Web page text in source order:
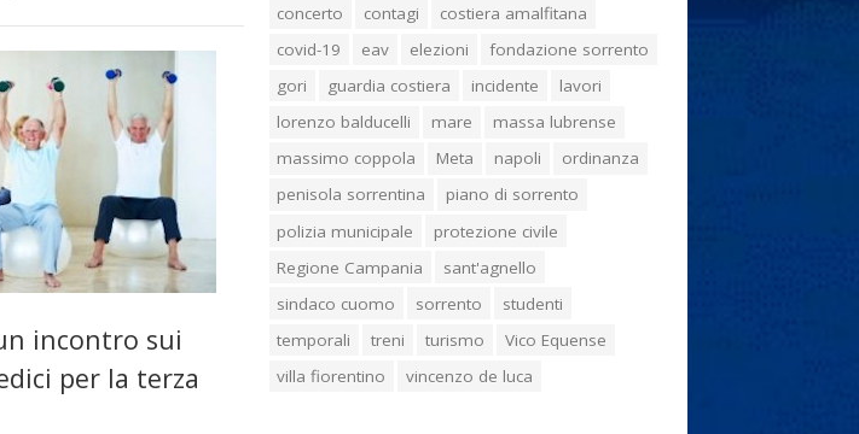
incontro sui
per la terza
concerto
contagi
costiera amalfitana
covid-19
eav elezioni
fondazione sorrento
gori
guardia costiera incidente
lavori
lorenzo balducelli
mare
massa lubrense
massimo coppola
Meta napoli
ordinanza
penisola sorrentina
piano di sorrento
polizia municipale
protezione civile
Regione Campania
sant'agnello
sindaco cuomo
sorrento
studenti
temporali
treni turismo
Vico Equense
villa fiorentino
vincenzo de luca